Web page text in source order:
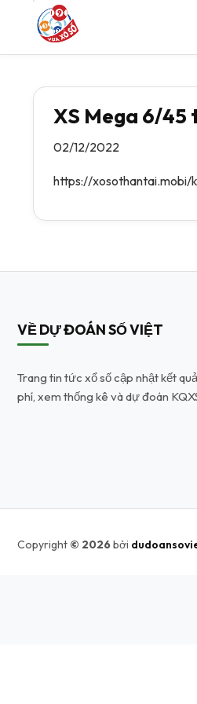
XS Mega 6/45
02/12/2022
https://
VỀ DỰ ĐOÁN SỐ VIỆT
Trang tin tức xổ số cập nhật kết
phí, xem thống kê và dự đoán
Copyright © 2026bởi